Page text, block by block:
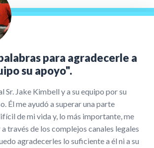
para agradecerle a
su apoyo".
Sr. Jake Kimbell y a su equipo por su
Él me ayudó a superar una parte
de mi vida y, lo más importante, me
través de los complejos canales legales
agradecerles lo suficiente a él ni a su